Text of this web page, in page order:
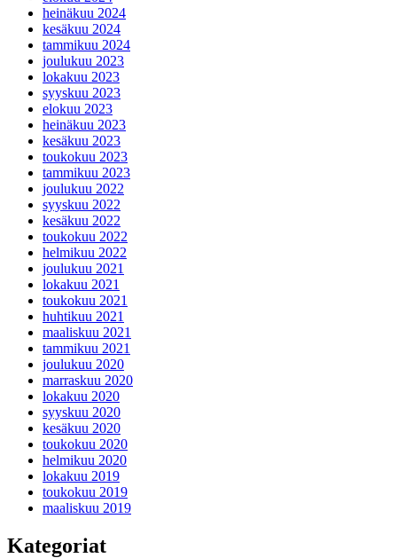
heinäkuu 2024
kesäkuu 2024
tammikuu 2024
joulukuu 2023
lokakuu 2023
syyskuu 2023
elokuu 2023
heinäkuu 2023
kesäkuu 2023
toukokuu 2023
tammikuu 2023
joulukuu 2022
syyskuu 2022
kesäkuu 2022
toukokuu 2022
helmikuu 2022
joulukuu 2021
lokakuu 2021
toukokuu 2021
huhtikuu 2021
maaliskuu 2021
tammikuu 2021
joulukuu 2020
marraskuu 2020
lokakuu 2020
syyskuu 2020
kesäkuu 2020
toukokuu 2020
helmikuu 2020
lokakuu 2019
toukokuu 2019
maaliskuu 2019
Kategoriat